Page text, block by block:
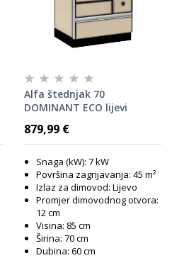
Alfa štednjak 70
DOMINANT ECO lijevi
879,99 €
Snaga (kW): 7 kW
Površina zagrijavanja: 45 m²
Izlaz za dimovod: Lijevo
Promjer dimovodnog otvora:
12 cm
Visina: 85 cm
Širina: 70 cm
Dubina: 60 cm